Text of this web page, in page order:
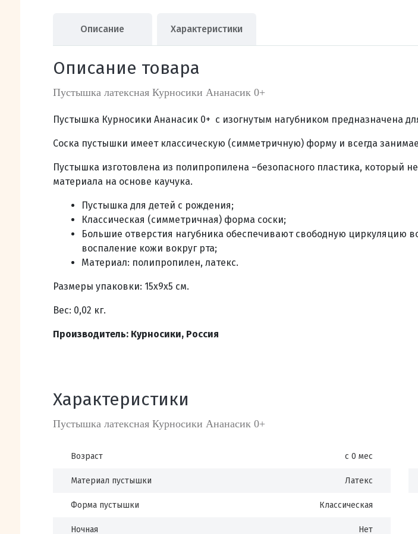
Описание Характеристики
Описание товара
Пустышка латексная Курносики Ананасик 0+
Пустышка Курносики Ананасик 0+ с изогнутым нагубником предназначена
Соска пустышки имеет классическую (симметричную) форму и всегда
Пустышка изготовлена из полипропилена –безопасного пластика, который
материала на основе каучука.
Пустышка для детей с рождения;
Классическая (симметричная) форма соски;
Большие отверстия нагубника обеспечивают свободную циркуляцию
воспаление кожи вокруг рта;
Материал: полипропилен, латекс.
Размеры упаковки: 15х9х5 см.
Вес: 0,02 кг.
Производитель: Курносики, Россия
Характеристики
Пустышка латексная Курносики Ананасик 0+
Возраст с 0 мес
Материал пустышки Латекс
Форма пустышки Классическая
Ночная Нет